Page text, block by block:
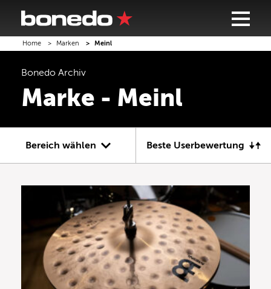
Home Marken Meinl
Bonedo Archiv
Marke - Meinl
Bereich wählen
Gitarre
Recording
Beste Userbewertung